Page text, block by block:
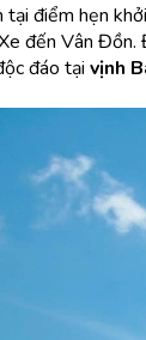
tại điểm hẹn
đến Vân Đồn.
đáo tại vịnh